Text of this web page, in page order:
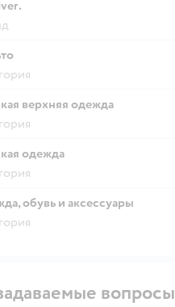
верхняя одежда
одежда
обувь и аксессуары
вопросы